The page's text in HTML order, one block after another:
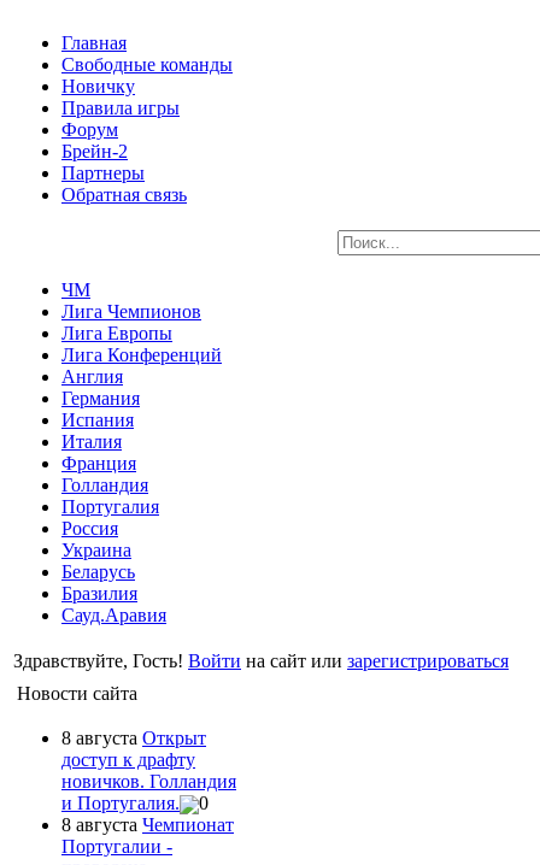
Главная
Свободные команды
Новичку
Правила игры
Форум
Брейн-2
Партнеры
Обратная связь
ЧМ
Лига Чемпионов
Лига Европы
Лига Конференций
Англия
Германия
Испания
Италия
Франция
Голландия
Португалия
Россия
Украина
Беларусь
Бразилия
Сауд.Аравия
Здравствуйте, Гость! Войти на сайт или зарегистрироваться
Новости сайта
8 августа Открыт
доступ к драфту
новичков. Голландия
и Португалия.
0
8 августа Чемпионат
Португалии -